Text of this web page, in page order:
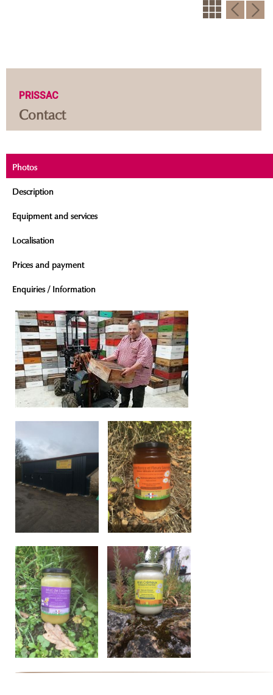
PRISSAC
Contact
Photos
Description
Equipment and services
Localisation
Prices and payment
Enquiries / Information